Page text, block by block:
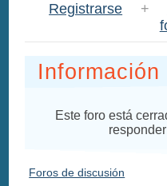
Registrarse +
Información
Este foro está
Foros de discusión